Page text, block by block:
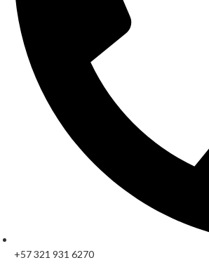
+57 321 931 6270